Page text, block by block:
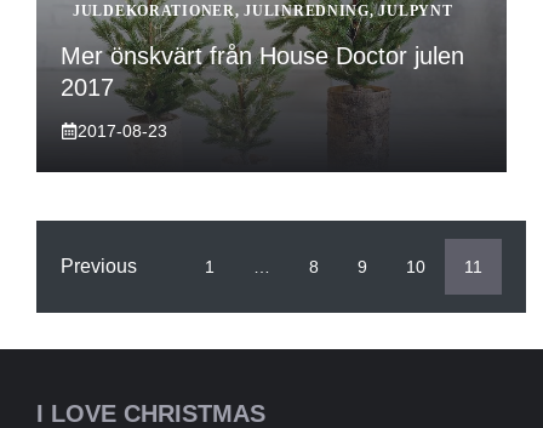
JULDEKORATIONER,JULINREDNING,JULPYNT
Mer önskvärt från House Doctor julen
2017
2017-08-23
Previous 1 8 9 10 11
I LOVE CHRISTMAS